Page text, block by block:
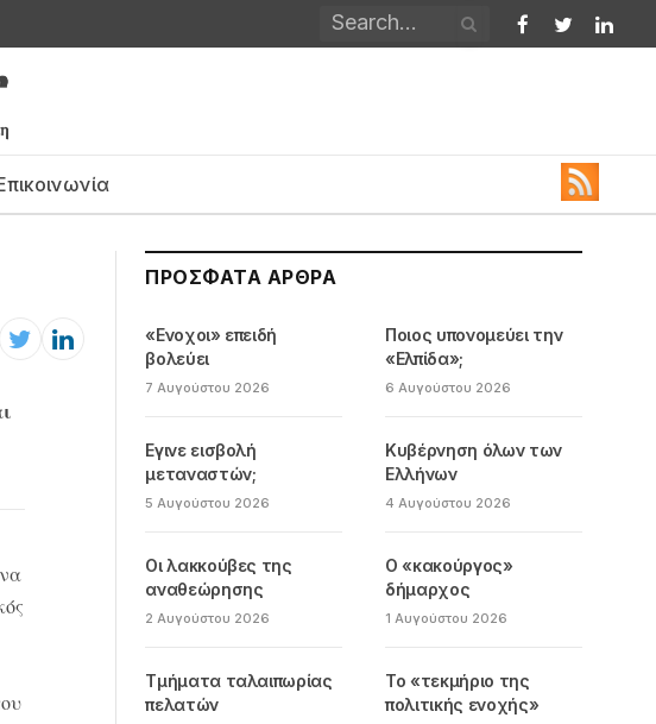
Facebook
Twitter
ΠΡΌΣΦΑΤΑ ΆΡΘΡΑ
«Ενοχοι» επειδή
βολεύει
7 Αυγούστου 2026
Ποιος υπονομεύει την
«Ελπίδα»;
6 Αυγούστου 2026
Εγινε εισβολή
μεταναστών;
5 Αυγούστου 2026
Κυβέρνηση όλων των
Ελλήνων
4 Αυγούστου 2026
Οι λακκούβες της
αναθεώρησης
2 Αυγούστου 2026
Ο «κακούργος»
δήμαρχος
1 Αυγούστου 2026
Τμήματα ταλαιπωρίας
πελατών
Το «τεκμήριο της
πολιτικής ενοχής»